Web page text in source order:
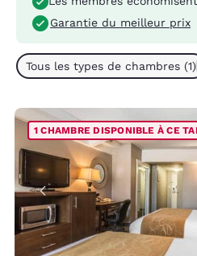
Garantie du meilleur prix
Tous les types de chambres (1)
1 CHAMBRE DISPONIBLE À CE